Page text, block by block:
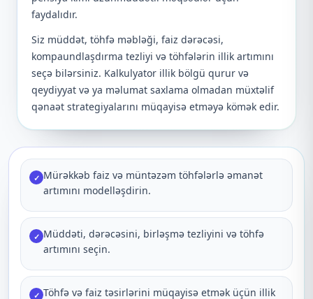
faydalıdır.
Siz müddət, töhfə məbləği, faiz dərəcəsi,
kompaundlaşdırma tezliyi və töhfələrin illik artımını
seçə bilərsiniz. Kalkulyator illik bölgü qurur və
qeydiyyat və ya məlumat saxlama olmadan müxtəlif
qənaət strategiyalarını müqayisə etməyə kömək edir.
✓ Mürəkkəb faiz və müntəzəm töhfələrlə əmanət
artımını modelləşdirin.
✓ Müddəti, dərəcəsini, birləşmə tezliyini və töhfə
artımını seçin.
✓ Töhfə və faiz təsirlərini müqayisə etmək üçün illik